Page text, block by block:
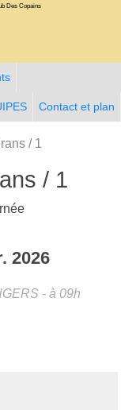
Des Copains
Contact et plan
/ 1
/ 1
2026
- à 09h